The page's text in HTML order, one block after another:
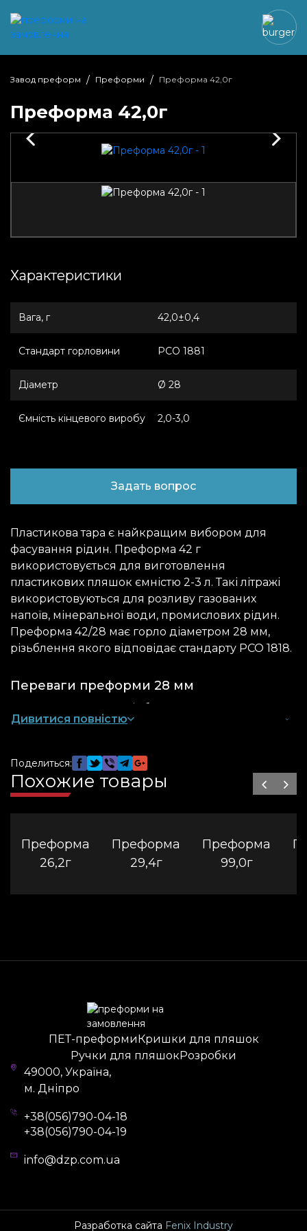
Завод преформ Преформи Преформа 42,0г
Преформа 42,0г
Характеристики
Вага, г 42,0±0,4
Стандарт горловини РСО 1881
Дiаметр Ø 28
Ємність кінцевого виробу 2,0-3,0
Задать вопрос
Пластикова тара є найкращим вибором для
фасування рідин. Преформа 42 г
використовується для виготовлення
пластикових пляшок ємністю 2-3 л. Такі літражі
використовуються для розливу газованих
напоїв, мінеральної води, промислових рідин.
Преформа 42/28 має горло діаметром 28 мм,
різьблення якого відповідає стандарту PCO 1818.
Переваги преформи 28 мм
Тара виготовляється із безпечного
гранульованого полімеру. Серед переваг
легкість – вага виробу товару становить 42 г,
тому оптову партію зручно транспортувати без
зайвих витрат;
загвинчується кришкою відповідного
діаметру, що не допускає протікання та
попадання бактерій ззовні.
за бажанням замовника можна змінити
Переваги замовлення ПЕТ тари у
Компанія «Завод ПРЕФОРМ» надає можливість
купити преформу оптом
Технологічний контроль здійснюється на всіх
продукція позбавлена ​​шлюбу та відповідає
заявленим технічним характеристикам.
Партії ПЕТ заготовок пакуються у поліетилен та
продукцію, залишайте онлайн заявку.
Дивитися повністю
Поделиться:
Похожие товары
Преформа
26,2г
Преформа
29,4г
Преформа
99,0г
ПЕТ-преформи Кришки для пляшок
Ручки для пляшок Розробки
49000, Україна,
м. Дніпро
+38(056)790-04-18
+38(056)790-04-19
info@dzp.com.ua
Разработка сайта Fenix Industry